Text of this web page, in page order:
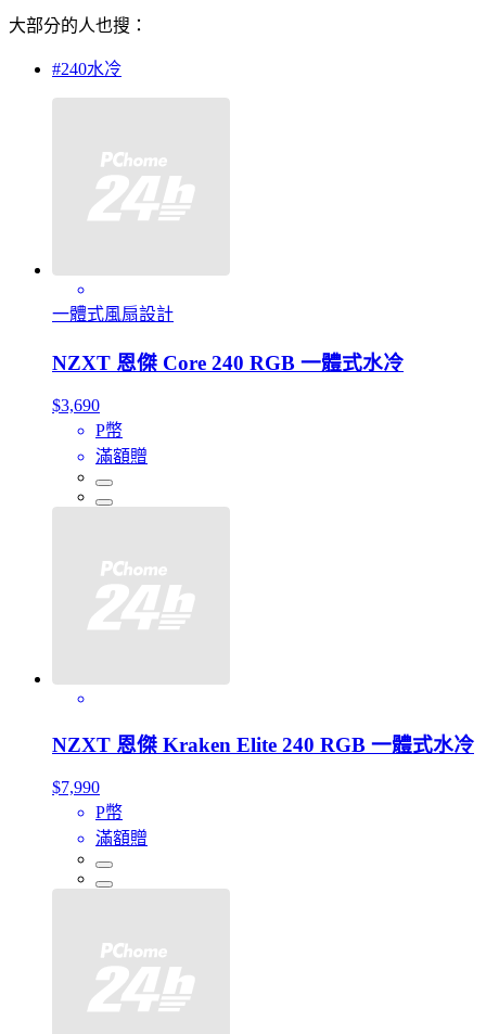
大部分的人也搜：
#240水冷
一體式風扇設計
NZXT 恩傑 Core 240 RGB 一體式水冷
$3,690
P幣
滿額贈
NZXT 恩傑 Kraken Elite 240 RGB 一體式水冷
$7,990
P幣
滿額贈